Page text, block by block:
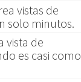
vistas de
solo minutos.
vista de
es casi como